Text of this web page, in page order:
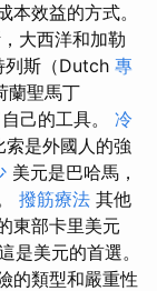
效益的方式。
大西洋和加勒
列斯（Dutch 專
蘭聖馬丁
己的工具。 冷
是外國人的強
美元是巴哈馬，
撥筋療法 其他
東部卡里美元
是美元的首選。
的類型和嚴重性